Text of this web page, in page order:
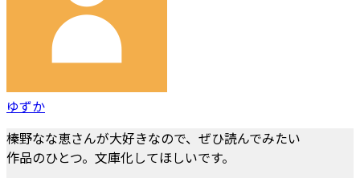
ゆずか
榛野なな恵さんが大好きなので、ぜひ読んでみたい
作品のひとつ。文庫化してほしいです。